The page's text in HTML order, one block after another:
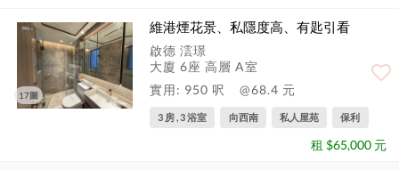
17圖
維港煙花景、私隱度高、有匙引看
啟德 澐璟
大廈 6座 高層 A室
實用: 950 呎
@68.4 元
3 房 , 3 浴室 向西南 私人屋苑 保利
租 $65,000 元